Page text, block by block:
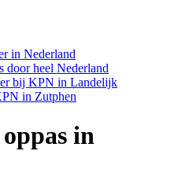
in Nederland
door heel Nederland
bij KPN in Landelijk
in Zutphen
in